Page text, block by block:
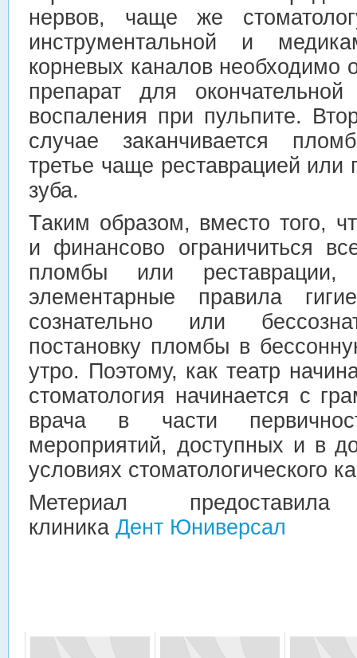
нервов, чаще же
инструментальной и
корневых каналов необходимо
препарат для окончательной
воспаления при пульпите.
случае заканчивается
третье чаще реставрацией или
зуба.
Таким образом, вместо того,
и финансово ограничиться
пломбы или
элементарные правила
сознательно или
постановку пломбы в
утро. Поэтому, как театр
стоматология начинается с
врача в части
мероприятий, доступных и в
условиях стоматологического
Метериал предоставила
клиника Дент Юниверсал